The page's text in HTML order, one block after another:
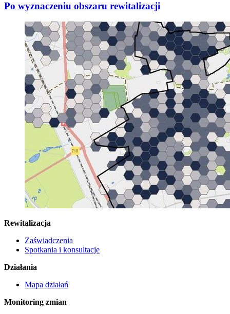
Po wyznaczeniu obszaru rewitalizacji
Rewitalizacja
Zaświadczenia
Spotkania i konsultacje
Działania
Mapa działań
Monitoring zmian